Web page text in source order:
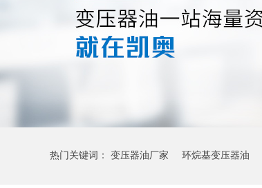
热门关键词： 变压器油厂家 环烷基变压器油